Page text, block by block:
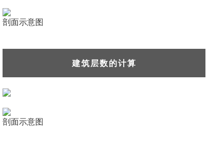
剖面示意图
建筑层数的计算
剖面示意图